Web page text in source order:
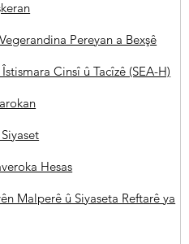
Pereyan a Bexşê
Cinsî û Tacîzê (SEA-H)
Hesas
Malperê û Siyaseta Reftarê ya